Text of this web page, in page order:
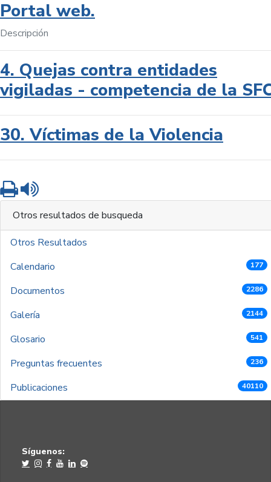
Portal web.
Descripción
4. Quejas contra entidades
vigiladas - competencia de la
30. Víctimas de la Violencia
Imprimir
Otros resultados de busqueda
Otros Resultados
Calendario
177
Documentos 2286
Galería 2144
Glosario 541
Preguntas frecuentes 236
Publicaciones 40110
Síguenos: